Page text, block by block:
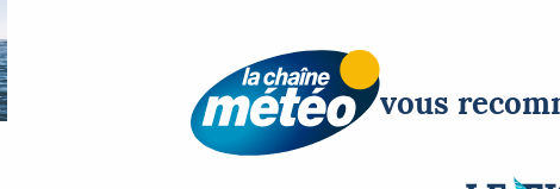
Arkea Ultim Challenge
Route du Rhum - Destination
Guadeloupe
SERVICES
Nos magazines
vous